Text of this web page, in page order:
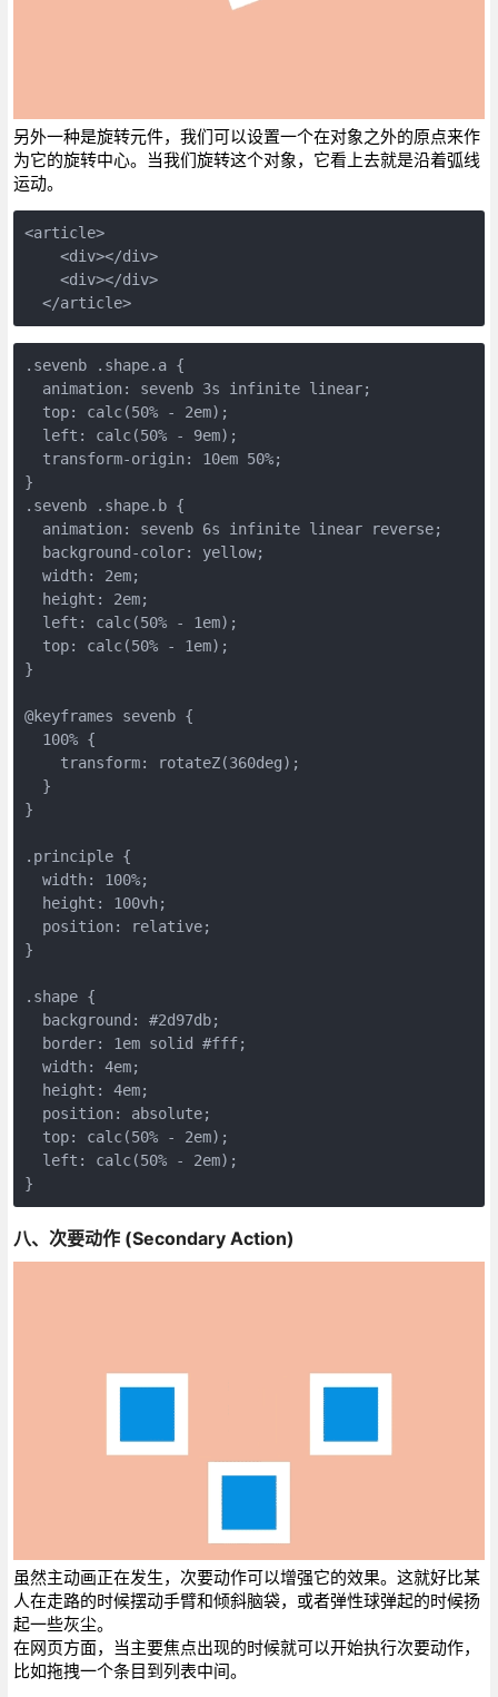
另外一种是旋转元件，我们可以设置一个在对象之外的原点来作
为它的旋转中心。当我们旋转这个对象，它看上去就是沿着弧线
运动。
<article>
    <div></div>
    <div></div>
  </article>
.sevenb .shape.a {
  animation: sevenb 3s infinite linear;
  top: calc(50% - 2em);
  left: calc(50% - 9em);
  transform-origin: 10em 50%;
}
.sevenb .shape.b {
  animation: sevenb 6s infinite linear reverse;
  background-color: yellow;
  width: 2em;
  height: 2em;
  left: calc(50% - 1em);
  top: calc(50% - 1em);
}
@keyframes sevenb {
  100% {
    transform: rotateZ(360deg);
  }
}
.principle {
  width: 100%;
  height: 100vh;
  position: relative;
}
.shape {
  background: #2d97db;
  border: 1em solid #fff;
  width: 4em;
  height: 4em;
  position: absolute;
  top: calc(50% - 2em);
  left: calc(50% - 2em);
}
八、次要动作 (Secondary Action)
虽然主动画正在发生，次要动作可以增强它的效果。这就好比某
人在走路的时候摆动手臂和倾斜脑袋，或者弹性球弹起的时候扬
起一些灰尘。
在网页方面，当主要焦点出现的时候就可以开始执行次要动作，
比如拖拽一个条目到列表中间。